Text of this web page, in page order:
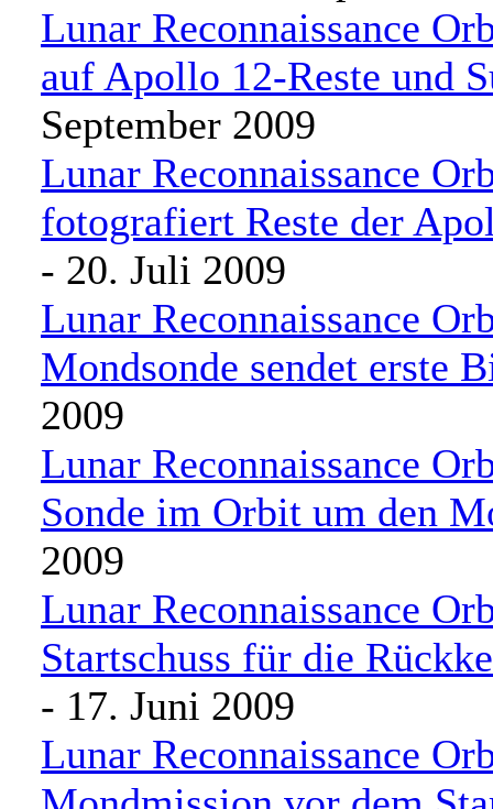
Lunar Reconnaissance
auf Apollo 12-Reste und
September 2009
Lunar Reconnaissance
fotografiert Reste der
- 20. Juli 2009
Lunar Reconnaissance
Mondsonde sendet erste
2009
Lunar Reconnaissance
Sonde im Orbit um den
2009
Lunar Reconnaissance
Startschuss für die
- 17. Juni 2009
Lunar Reconnaissance